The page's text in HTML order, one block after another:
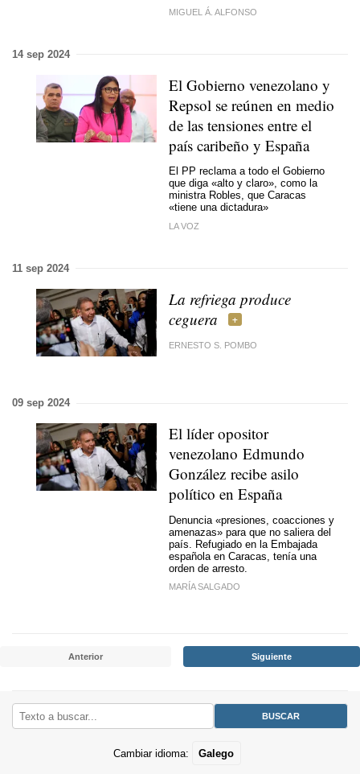
MIGUEL Á. ALFONSO
14 sep 2024
El Gobierno venezolano y
Repsol se reúnen en medio
de las tensiones entre el
país caribeño y España
El PP reclama a todo el Gobierno
que diga «alto y claro», como la
ministra Robles, que Caracas
«tiene una dictadura»
LA VOZ
11 sep 2024
La refriega produce
ceguera
ERNESTO S. POMBO
09 sep 2024
El líder opositor
venezolano Edmundo
González recibe asilo
político en España
Denuncia «presiones, coacciones y
amenazas» para que no saliera del
país. Refugiado en la Embajada
española en Caracas, tenía una
orden de arresto.
MARÍA SALGADO
Anterior Siguiente
Cambiar idioma: Galego